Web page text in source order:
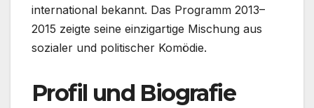
international bekannt. Das Programm 2013–
2015 zeigte seine einzigartige Mischung aus
sozialer und politischer Komödie.
Profil und Biografie